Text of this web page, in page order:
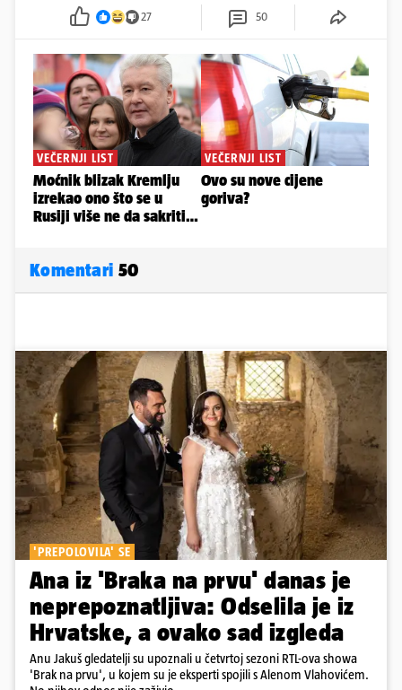
27 50
Komentari 50
'PREPOLOVILA' SE
Ana iz 'Braka na prvu' danas je
neprepoznatljiva: Odselila je iz
Hrvatske, a ovako sad izgleda
Anu Jakuš gledatelji su upoznali u četvrtoj sezoni RTL-ova showa
'Brak na prvu', u kojem su je eksperti spojili s Alenom Vlahovićem.